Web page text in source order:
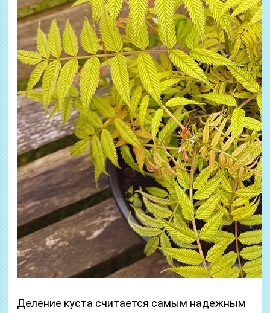
Деление куста считается самым надежным